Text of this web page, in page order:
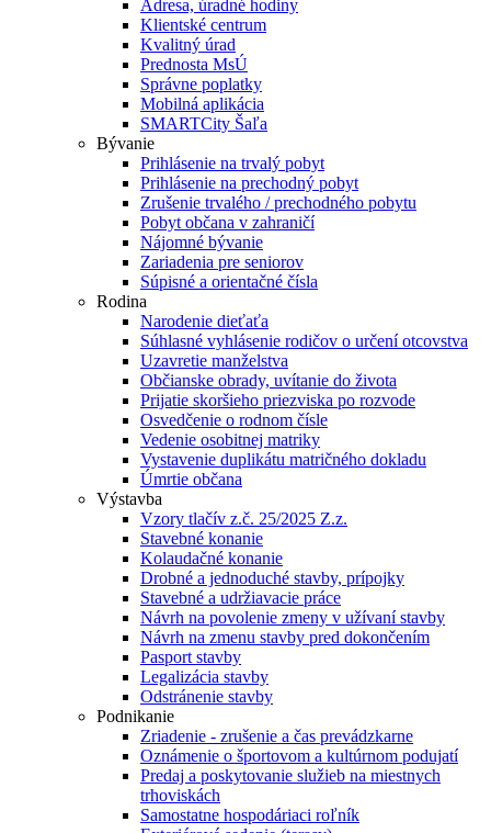
Adresa, úradné hodiny
Klientské centrum
Kvalitný úrad
Prednosta MsÚ
Správne poplatky
Mobilná aplikácia
SMARTCity Šaľa
Bývanie
Prihlásenie na trvalý pobyt
Prihlásenie na prechodný pobyt
Zrušenie trvalého / prechodného pobytu
Pobyt občana v zahraničí
Nájomné bývanie
Zariadenia pre seniorov
Súpisné a orientačné čísla
Rodina
Narodenie dieťaťa
Súhlasné vyhlásenie rodičov o určení otcovstva
Uzavretie manželstva
Občianske obrady, uvítanie do života
Prijatie skoršieho priezviska po rozvode
Osvedčenie o rodnom čísle
Vedenie osobitnej matriky
Vystavenie duplikátu matričného dokladu
Úmrtie občana
Výstavba
Vzory tlačív z.č. 25/2025 Z.z.
Stavebné konanie
Kolaudačné konanie
Drobné a jednoduché stavby, prípojky
Stavebné a udržiavacie práce
Návrh na povolenie zmeny v užívaní stavby
Návrh na zmenu stavby pred dokončením
Pasport stavby
Legalizácia stavby
Odstránenie stavby
Podnikanie
Zriadenie - zrušenie a čas prevádzkarne
Oznámenie o športovom a kultúrnom podujatí
Predaj a poskytovanie služieb na miestnych
trhoviskách
Samostatne hospodáriaci roľník